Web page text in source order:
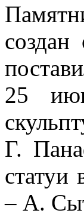
25
Г.
статуи
– А.